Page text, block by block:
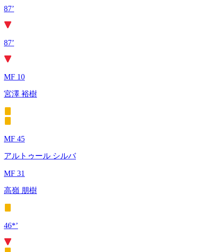
87’
87’
MF 10
宮澤 裕樹
MF 45
アルトゥール シルバ
MF 31
高嶺 朋樹
46*’